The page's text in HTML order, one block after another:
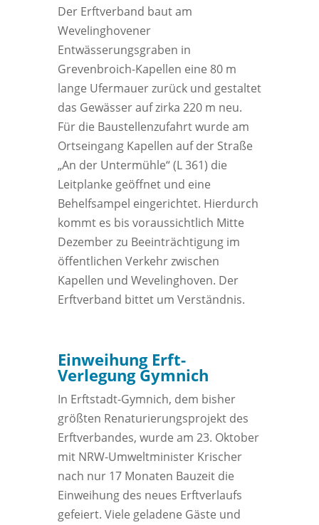
Der Erftverband baut am
Wevelinghovener
Entwässerungsgraben in
Grevenbroich-Kapellen eine 80 m
lange Ufermauer zurück und gestaltet
das Gewässer auf zirka 220 m neu.
Für die Baustellenzufahrt wurde am
Ortseingang Kapellen auf der Straße
„An der Untermühle“ (L 361) die
Leitplanke geöffnet und eine
Behelfsampel eingerichtet. Hierdurch
kommt es bis voraussichtlich Mitte
Dezember zu Beeinträchtigung im
öffentlichen Verkehr zwischen
Kapellen und Wevelinghoven. Der
Erftverband bittet um Verständnis.
Einweihung Erft-
Verlegung Gymnich
In Erftstadt-Gymnich, dem bisher
größten Renaturierungsprojekt des
Erftverbandes, wurde am 23. Oktober
mit NRW-Umweltminister Krischer
nach nur 17 Monaten Bauzeit die
Einweihung des neues Erftverlaufs
gefeiert. Viele geladene Gäste und